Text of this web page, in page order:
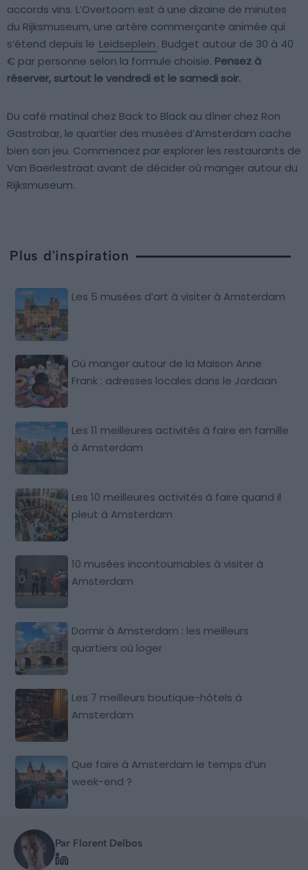
accords vins. L’Overtoom est à une dizaine de minutes
du Rijksmuseum, une artère commerçante animée qui
s’étend depuis le Leidseplein. Budget autour de 30 à 40
€ par personne selon la formule choisie. Pensez à
réserver, surtout le vendredi et le samedi soir.
Du café matinal chez Back to Black au dîner chez Ron
Gastrobar, le quartier des musées d’Amsterdam cache
bien son jeu. Commencez par explorer les restaurants de
Van Baerlestraat avant de décider où manger autour du
Rijksmuseum.
Plus d'inspiration
Les 5 musées d’art à visiter à Amsterdam
Où manger autour de la Maison Anne
Frank : adresses locales dans le Jordaan
Les 11 meilleures activités à faire en famille
à Amsterdam
Les 10 meilleures activités à faire quand il
pleut à Amsterdam
10 musées incontournables à visiter à
Amsterdam
Dormir à Amsterdam : les meilleurs
quartiers où loger
Les 7 meilleurs boutique-hôtels à
Amsterdam
Que faire à Amsterdam le temps d’un
week-end ?
Par Florent Delbos